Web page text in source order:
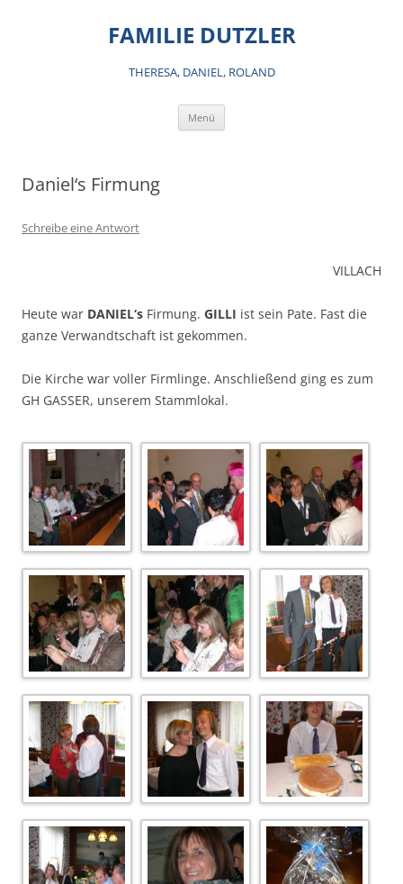
FAMILIE DUTZLER
THERESA, DANIEL, ROLAND
Menü
Daniel‘s Firmung
Schreibe eine Antwort
VILLACH
Heute war DANIEL‘s Firmung. GILLI ist sein Pate. Fast die
ganze Verwandtschaft ist gekommen.
Die Kirche war voller Firmlinge. Anschließend ging es zum
GH GASSER, unserem Stammlokal.